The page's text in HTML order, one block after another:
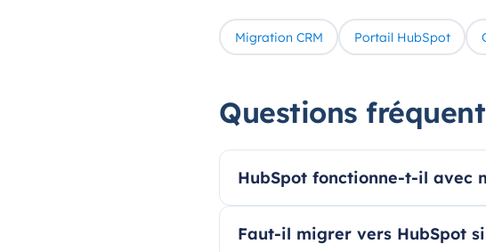
Migration CRM Portail HubSpot
Questions
HubSpot fonctionne-t-il avec
Faut-il migrer vers HubSpot